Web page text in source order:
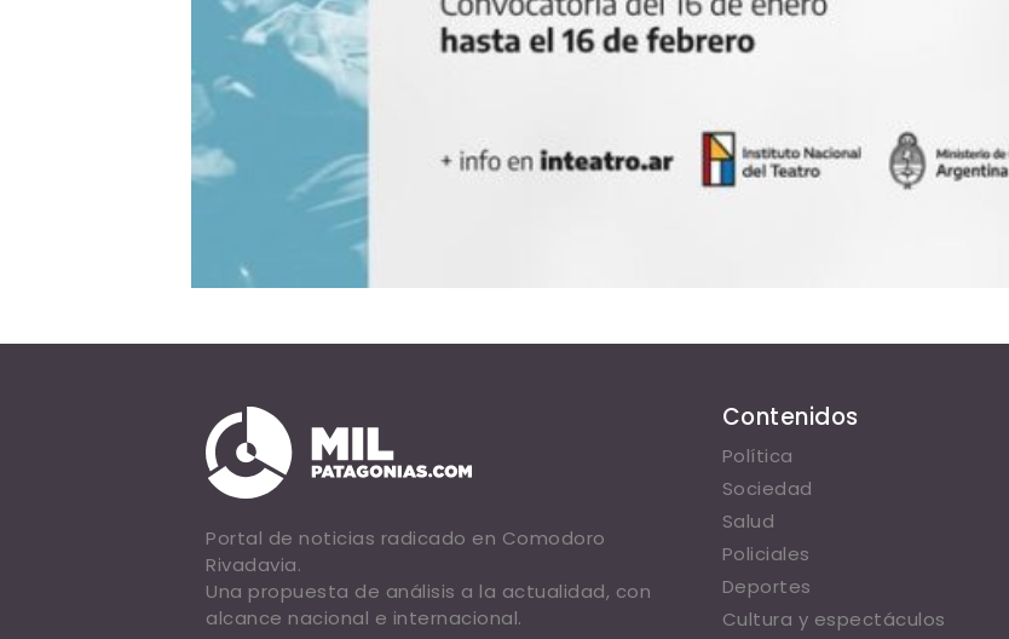
Portal de noticias radicado en Comodoro
Rivadavia.
Una propuesta de análisis a la actualidad, con
alcance nacional e internacional.
Contenidos
Política
Sociedad
Salud
Policiales
Deportes
Cultura y espectáculos